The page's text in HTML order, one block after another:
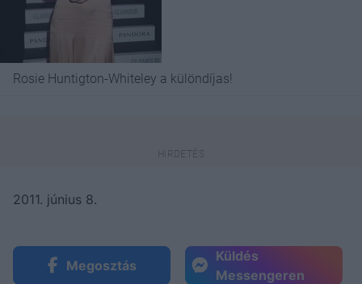
Rosie Huntigton-Whiteley a különdíjas!
2011. június 8.
Megosztás
Küldés
Messengeren